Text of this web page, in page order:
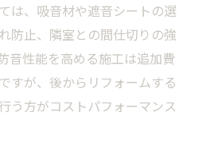
ームシアター費用の分解と
ター費用の内訳を徹底解
分解で総額を正確に把握
は、吸音材や遮音シートの選
防止、隣室との間仕切りの強
音性能を高める施工は追加費
すが、後からリフォームする
う方がコストパフォーマンス